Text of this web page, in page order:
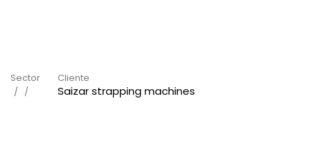
Sector Cliente
Saizar strapping machines